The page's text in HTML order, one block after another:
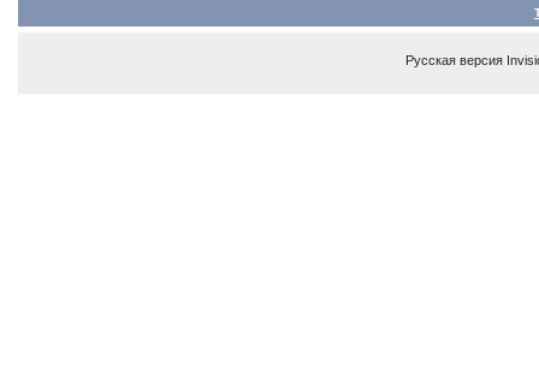
Русская версия